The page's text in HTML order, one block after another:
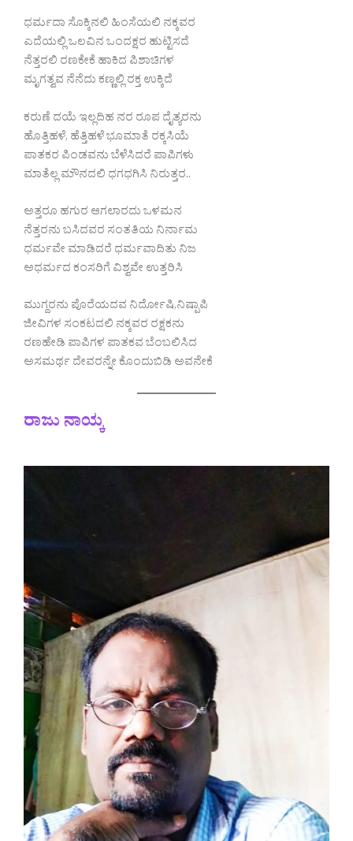
ಧರ್ಮದಾ ಸೊಕ್ಕಿನಲಿ ಹಿಂಸೆಯಲಿ ನಕ್ಕವರ
ಎದೆಯಲ್ಲಿ ಒಲವಿನ ಒಂದಕ್ಷರ ಹುಟ್ಟಿಸದೆ
ನೆತ್ತರಲಿ ರಣಕೇಕೆ ಹಾಕಿದ ಪಿಶಾಚಿಗಳ
ಮೃಗತ್ವವ ನೆನೆದು ಕಣ್ಣಲ್ಲಿ ರಕ್ತ ಉಕ್ಕಿದೆ
ಕರುಣೆ ದಯೆ ಇಲ್ಲದಿಹ ನರ ರೂಪ ದೈತ್ಯರನು
ಹೊತ್ತಿಹಳೆ, ಹೆತ್ತಿಹಳೆ ಭೂಮಾತೆ ರಕ್ಕಸಿಯೆ
ಪಾತಕರ ಪಿಂಡವನು ಬೆಳೆಸಿದರೆ ಪಾಪಿಗಳು
ಮಾತೆಲ್ಲ ಮೌನದಲಿ ಧಗಧಗಿಸಿ ನಿರುತ್ತರ..
ಅತ್ತರೂ ಹಗುರ ಆಗಲಾರದು ಒಳಮನ
ನೆತ್ತರನು ಬಸಿದವರ ಸಂತತಿಯ ನಿರ್ನಾಮ
ಧರ್ಮವೇ ಮಾಡಿದರೆ ಧರ್ಮವಾದಿತು ನಿಜ
ಅಧರ್ಮದ ಕಂಸರಿಗೆ ವಿಶ್ವವೇ ಉತ್ತರಿಸಿ
ಮುಗ್ದರನು ಪೊರೆಯದವ ನಿರ್ದೋಷಿ,ನಿಷ್ಪಾಪಿ
ಜೀವಿಗಳ ಸಂಕಟದಲಿ ನಕ್ಕವರ ರಕ್ಷಕನು
ರಣಹೇಡಿ ಪಾಪಿಗಳ ಪಾತಕವ ಬೆಂಬಲಿಸಿದ
ಅಸಮರ್ಥ ದೇವರನ್ನೇ ಕೊಂದುಬಿಡಿ ಅವನೇಕೆ
ರಾಜು ನಾಯ್ಕ